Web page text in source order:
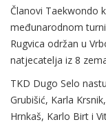
Članovi Taekwondo
međunarodnom
Rugvica održan u
natjecatelja iz 8
TKD Dugo Selo
Grubišić, Karla
Hrnkaš, Karlo Birt i